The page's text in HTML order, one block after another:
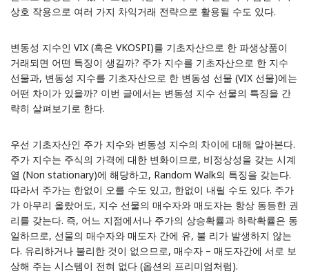
상호 작용으로 여러 가지 차익거래 전략으로 활용될 수도 있다.
변동성 지수인 VIX (혹은 VKOSPI)를 기초자산으로 한 파생상품이
거래되면 어떤 특징이 생길까? 주가 지수를 기초자산으로 한 지수
선물과, 변동성 지수를 기초자산으로 한 변동성 선물 (VIX 선물)에는
어떤 차이가 있을까? 이번 글에서는 변동성 지수 선물의 특징을 간
략히 살펴보기로 한다.
우선 기초자산인 주가 지수와 변동성 지수의 차이에 대해 알아본다.
주가 지수는 주식의 가격에 대한 변화이므로, 비정상성을 갖는 시계
열 (Non stationary)에 해당하고, Random Walk의 특징을 갖는다.
따라서 주가는 한없이 오를 수도 있고, 한없이 내릴 수도 있다. 주가
가 아무리 올랐어도, 지수 선물의 매수자와 매도자는 항상 동등한 권
리를 갖는다. 즉, 어느 지점에서나 주가의 상승확률과 하락확률은 동
일하므로, 선물의 매수자와 매도자 간에 유, 불 리가 발생하지 않는
다. 유리하거나 불리한 것이 없으므로, 매수자 – 매도자간에 서로 보
상해 주는 시스템이 전혀 없다 (옵션의 프리미엄처럼).